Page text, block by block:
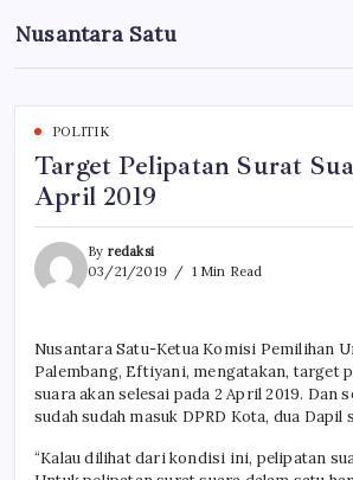
to
content
Nusantara Satu
Berita
Nusantara
POLITIK
Target Pelipatan Surat
April 2019
By redaksi
03/21/2019
1 Min Read
Nusantara Satu-Ketua Komisi Pemilihan
Palembang, Eftiyani, mengatakan, target
suara akan selesai pada 2 April 2019. Dan
sudah sudah masuk DPRD Kota, dua Dapil
“Kalau dilihat dari kondisi ini, pelipatan